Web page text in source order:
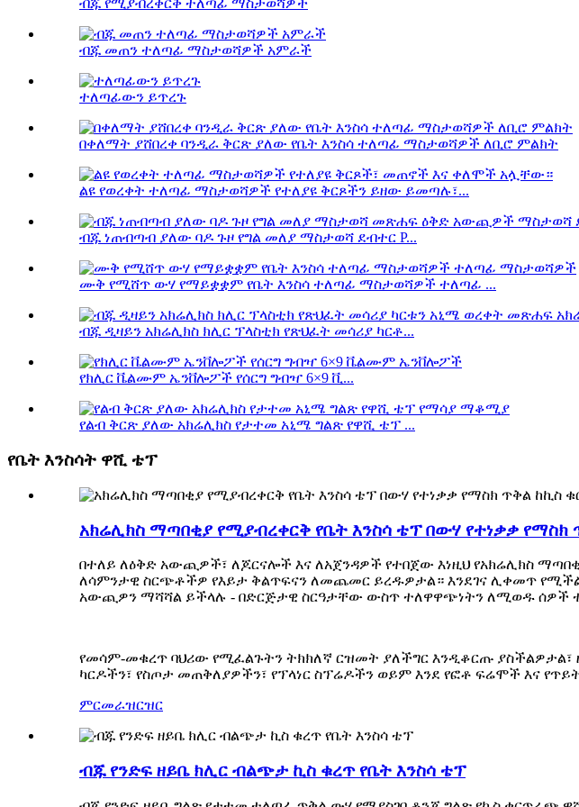
ብጁ የሚያብረቀርቅ ተለጣፊ ማስታወሻዎች
ብጁ መጠን ተለጣፊ ማስታወሻዎች አምራች
ተለጣፊውን ይጥረጉ
በቀለማት ያሸበረቀ ባንዲራ ቅርጽ ያለው የቤት እንስሳ ተለጣፊ ማስታወሻዎች ለቢሮ ምልክት
ልዩ የወረቀት ተለጣፊ ማስታወሻዎች የተለያዩ ቅርጾችን ይዘው ይመጣሉ፣...
ብጁ ነጠብጣብ ያለው ባዶ ጉዞ የግል መለያ ማስታወሻ ደብተር P...
ሙቅ የሚሸጥ ውሃ የማይቋቋም የቤት እንስሳ ተለጣፊ ማስታወሻዎች ተለጣፊ ...
ብጁ ዲዛይን አክሬሊክስ ክሊር ፕላስቲክ የጽህፈት መሳሪያ ካርቶ...
የክሊር ቬልሙም ኤንቨሎፖች የሰርግ ግብዣ 6×9 ቪ...
የልብ ቅርጽ ያለው አክሬሊክስ የታተመ አኒሜ ግልጽ የዋሺ ቴፕ ...
የቤት እንስሳት ዋሺ ቴፕ
አክሬሊክስ ማጣበቂያ የሚያብረቀርቅ የቤት እንስሳ ቴፕ በውሃ የተነቃቃ የማስክ
በተለይ ለዕቅድ አውጪዎች፣ ለጆርናሎች እና ለአጀንዳዎች የተበጀው እነዚህ የአክሬሊክስ
ለሳምንታዊ ስርጭቶችዎ የእይታ ቅልጥፍናን ለመጨመር ይረዱዎታል። እንደገና ሊቀመጥ የሚችል
አውጪዎን ማሻሻል ይችላሉ - በድርጅታዊ ስርዓታቸው ውስጥ ተለዋዋጭነትን ለሚወዱ ሰዎች
የመሳም-መቁረጥ ባህሪው የሚፈልጉትን ትክክለኛ ርዝመት ያለችግር እንዲቆርጡ
ካርዶችን፣ የስጦታ መጠቅለያዎችን፣ የፕላነር ስፕሬዶችን ወይም እንደ የፎቶ ፍሬሞች እና
ምርመራዝርዝር
ብጁ የንድፍ ዘይቤ ክሊር ብልጭታ ኪስ ቁረጥ የቤት እንስሳ ቴፕ